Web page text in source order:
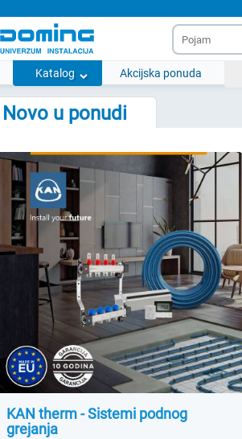
Katalog Akcijska ponuda
Novo u ponudi
KAN therm - Sistemi podnog
grejanja